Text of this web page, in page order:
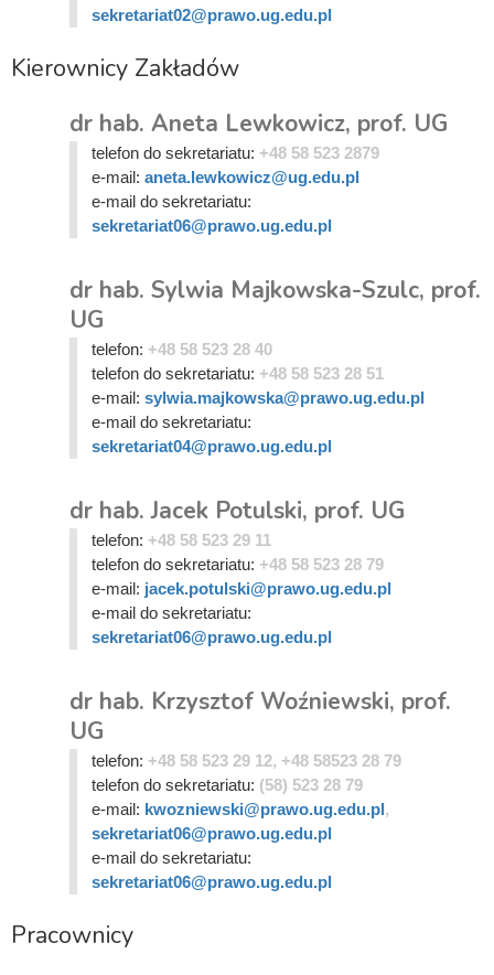
sekretariat02@prawo.ug.edu.pl
Kierownicy Zakładów
dr hab. Aneta Lewkowicz, prof. UG
telefon do sekretariatu: +48 58 523 2879
e-mail: aneta.lewkowicz@ug.edu.pl
e-mail do sekretariatu:
sekretariat06@prawo.ug.edu.pl
dr hab. Sylwia Majkowska-Szulc, prof.
UG
telefon: +48 58 523 28 40
telefon do sekretariatu: +48 58 523 28 51
e-mail: sylwia.majkowska@prawo.ug.edu.pl
e-mail do sekretariatu:
sekretariat04@prawo.ug.edu.pl
dr hab. Jacek Potulski, prof. UG
telefon: +48 58 523 29 11
telefon do sekretariatu: +48 58 523 28 79
e-mail: jacek.potulski@prawo.ug.edu.pl
e-mail do sekretariatu:
sekretariat06@prawo.ug.edu.pl
dr hab. Krzysztof Woźniewski, prof.
UG
telefon: +48 58 523 29 12, +48 58523 28 79
telefon do sekretariatu: (58) 523 28 79
e-mail: kwozniewski@prawo.ug.edu.pl,
sekretariat06@prawo.ug.edu.pl
e-mail do sekretariatu:
sekretariat06@prawo.ug.edu.pl
Pracownicy